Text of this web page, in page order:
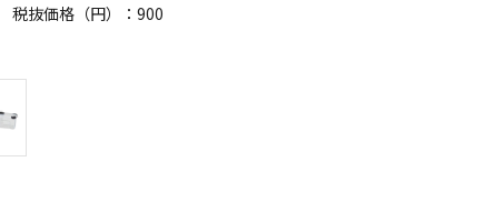
税抜価格（円）：900